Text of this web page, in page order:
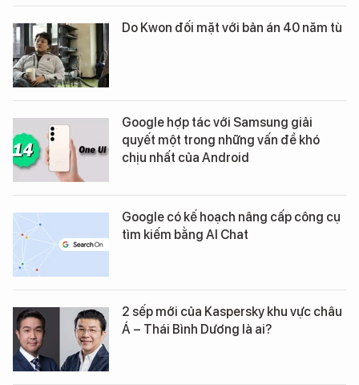
Do Kwon đối mặt với bản án 40 năm tù
Google hợp tác với Samsung giải
quyết một trong những vấn đề khó
chịu nhất của Android
Google có kế hoạch nâng cấp công cụ
tìm kiếm bằng AI Chat
2 sếp mới của Kaspersky khu vực châu
Á – Thái Bình Dương là ai?